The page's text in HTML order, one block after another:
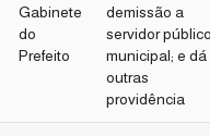
Gabinete
do
Prefeito
demissão a
servidor público
municipal; e dá
outras
providência